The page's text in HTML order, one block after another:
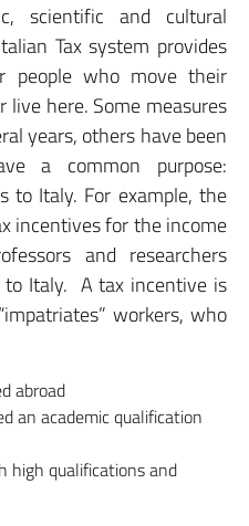
scientific and cultural
Tax system provides
people who move their
here. Some measures
years, others have been
a common purpose:
to Italy. For example, the
incentives for the income
and researchers
to Italy. A tax incentive is
workers, who
abroad
an academic qualification
high qualifications and